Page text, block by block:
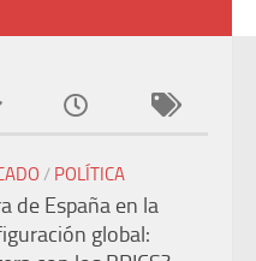
/ POLÍTICA
de España en la
global: